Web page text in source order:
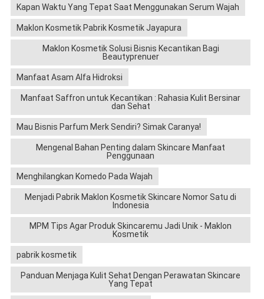
Kapan Waktu Yang Tepat Saat Menggunakan Serum Wajah
Maklon Kosmetik Pabrik Kosmetik Jayapura
Maklon Kosmetik Solusi Bisnis Kecantikan Bagi
Beautyprenuer
Manfaat Asam Alfa Hidroksi
Manfaat Saffron untuk Kecantikan : Rahasia Kulit Bersinar
dan Sehat
Mau Bisnis Parfum Merk Sendiri? Simak Caranya!
Mengenal Bahan Penting dalam Skincare Manfaat
Penggunaan
Menghilangkan Komedo Pada Wajah
Menjadi Pabrik Maklon Kosmetik Skincare Nomor Satu di
Indonesia
MPM Tips Agar Produk Skincaremu Jadi Unik - Maklon
Kosmetik
pabrik kosmetik
Panduan Menjaga Kulit Sehat Dengan Perawatan Skincare
Yang Tepat